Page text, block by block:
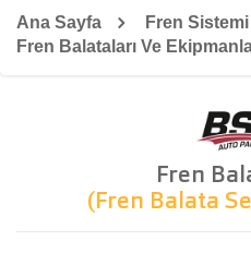
Ana Sayfa
Fren Sistemi
Fren Balataları Ve
Fren
(Fren Balata